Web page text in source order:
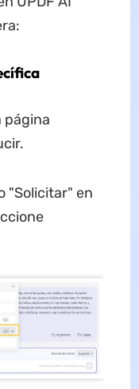
página
"Solicitar" en